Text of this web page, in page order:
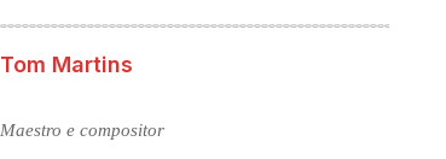
Tom Martins
Maestro e compositor